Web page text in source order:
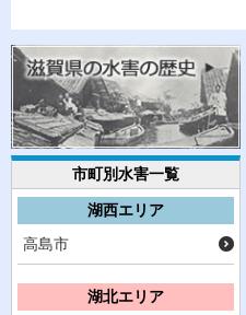
市町別水害一覧
湖西エリア
高島市
湖北エリア